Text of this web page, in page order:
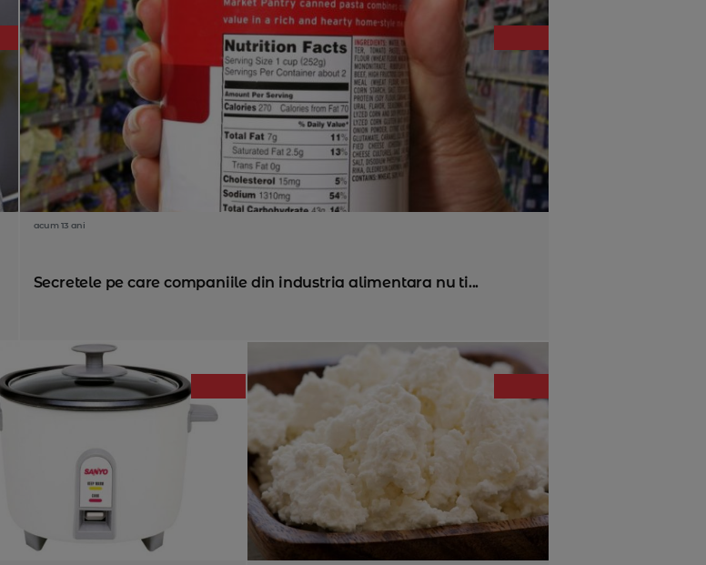
acum 13 ani
Secretele pe care companiile din industria alimentara nu ti...